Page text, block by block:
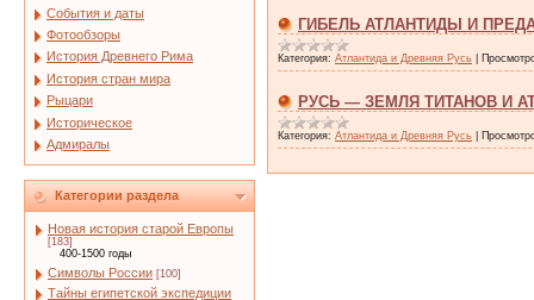
События и даты
Фотообзоры
История Древнего Рима
История стран мира
Рыцари
Историческое
Адмиралы
Категории раздела
Новая история старой Европы
[183]
400-1500 годы
Символы России [100]
Тайны египетской экспедиции
ГИБЕЛЬ АТЛАНТИДЫ И
Категория: Атлантида и Древняя Русь
РУСЬ — ЗЕМЛЯ ТИТАНОВ И
Категория: Атлантида и Древняя Русь